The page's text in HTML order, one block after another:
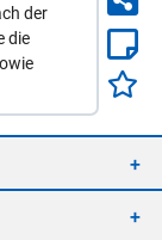
der
die